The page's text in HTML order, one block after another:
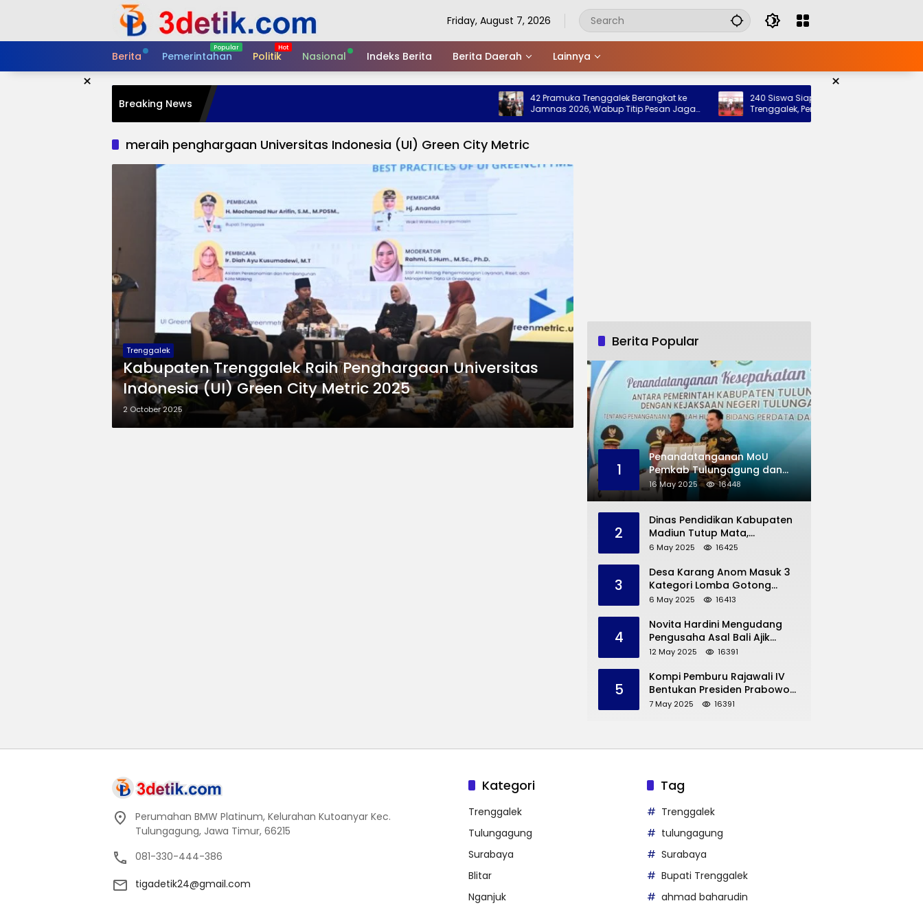
Friday, August 7, 2026
Berita Pemerintahan Politik Nasional Indeks Berita Berita Daerah Lainnya
× ×
Breaking News
42 Pramuka Trenggalek Berangkat ke
Jamnas 2026, Wabup Titip Pesan Jaga
Nama Baik Daerah
240 Siswa Siap Tempati Sekolah Rakyat
Trenggalek, Pemkab: Bukti Nyata Negara
Hadir untuk Anak Kurang Mampu
meraih penghargaan Universitas Indonesia (UI) Green City Metric
Trenggalek
Kabupaten Trenggalek Raih Penghargaan Universitas
Indonesia (UI) Green City Metric 2025
2 October 2025
Berita Popular
1
Penandatanganan MoU
Pemkab Tulungagung dan
Kejaksaan Negeri
16 May 2025 16448
2
Dinas Pendidikan Kabupaten
Madiun Tutup Mata,
Bangunan SD Roboh Kades
Dana Pribadi
6 May 2025 16425
3
Desa Karang Anom Masuk 3
Kategori Lomba Gotong
Royong Provinsi Jatim, Ini
Trenggalek
6 May 2025 16413
4
Novita Hardini Mengudang
Pengusaha Asal Bali Ajik
Krisna, Berbagi Ilmu
dan UMKM Trenggalek
12 May 2025 16391
5
Kompi Pemburu Rajawali IV
Bentukan Presiden Prabowo
Reuni
7 May 2025 16391
Perumahan BMW Platinum, Kelurahan Kutoanyar Kec.
Tulungagung, Jawa Timur, 66215
081-330-444-386
tigadetik24@gmail.com
Kategori
Trenggalek
Tulungagung
Surabaya
Blitar
Nganjuk
Tag
Trenggalek
tulungagung
Surabaya
Bupati Trenggalek
ahmad baharudin